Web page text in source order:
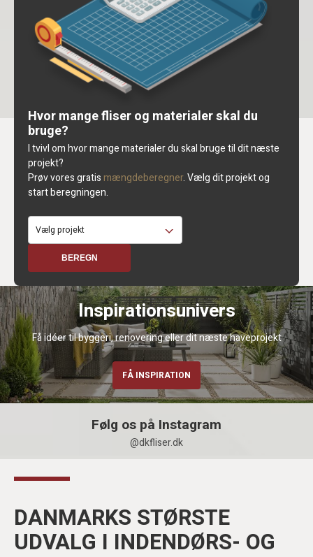
Hvor mange fliser og materialer skal du
bruge?
I tvivl om hvor mange materialer du skal bruge til dit næste
projekt?
Prøv vores gratis mængdeberegner. Vælg dit projekt og
start beregningen.
BEREGN
Inspirationsunivers
Få idéer til byggeri, renovering eller dit næste haveprojekt
FÅ INSPIRATION
Følg os på Instagram
@dkfliser.dk
DANMARKS STØRSTE
UDVALG I INDENDØRS- OG